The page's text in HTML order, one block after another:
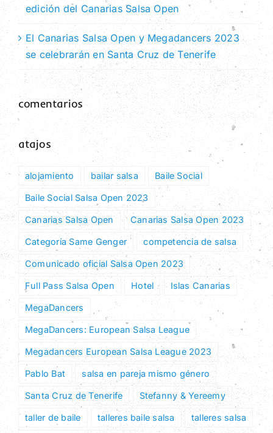
edición del Canarias Salsa Open
El Canarias Salsa Open y Megadancers 2023
se celebrarán en Santa Cruz de Tenerife
comentarios
atajos
alojamiento bailar salsa Baile Social
Baile Social Salsa Open 2023
Canarias Salsa Open Canarias Salsa Open 2023
Categoría Same Genger competencia de salsa
Comunicado oficial Salsa Open 2023
Full Pass Salsa Open Hotel Islas Canarias
MegaDancers
MegaDancers: European Salsa League
Megadancers European Salsa League 2023
Pablo Bat salsa en pareja mismo género
Santa Cruz de Tenerife Stefanny & Yereemy
taller de baile talleres baile salsa talleres salsa